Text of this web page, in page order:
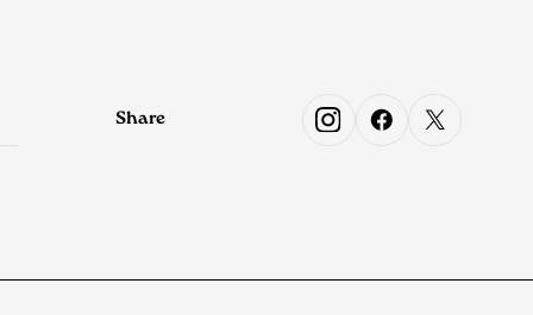
Share